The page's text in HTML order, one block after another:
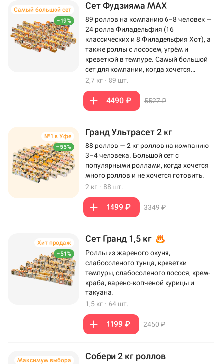
–19%
Самый большой сет Сет Фудзияма MAX
89 роллов на компанию 6–8 человек —
24 ролла Филадельфия (16
классических и 8 Филадельфия Хот), а
также роллы с лососем, угрём и
креветкой в темпуре. Самый большой
сет для компании, когда хочется
максимум роллов на столе.
2,7 кг · 89 шт.
4490 ₽ 5527 ₽
–55%
№1 в Уфе Гранд Ультрасет 2 кг
88 роллов — 2 кг роллов на компанию
3–4 человека. Большой сет с
популярными роллами, когда хочется
много роллов и не хочется готовить.
2 кг · 88 шт.
1499 ₽ 3349 ₽
–51%
Хит продаж Сет Гранд 1,5 кг
Роллы из жареного окуня,
слабосоленого тунца, креветки
темпуры, слабосоленого лосося, крем-
краба, варено-копченой курицы и
такуана.
1,5 кг · 64 шт.
1199 ₽ 2450 ₽
Максимум выбора Собери 2 кг роллов